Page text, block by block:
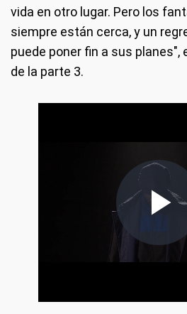
vida en otro lugar. Pero los
siempre están cerca, y un
puede poner fin a sus planes",
de la parte 3.